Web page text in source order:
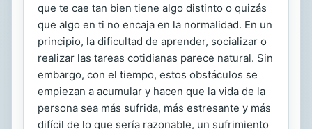
que te cae tan bien tiene algo distinto o quizás
que algo en ti no encaja en la normalidad. En un
principio, la dificultad de aprender, socializar o
realizar las tareas cotidianas parece natural. Sin
embargo, con el tiempo, estos obstáculos se
empiezan a acumular y hacen que la vida de la
persona sea más sufrida, más estresante y más
difícil de lo que sería razonable, un sufrimiento